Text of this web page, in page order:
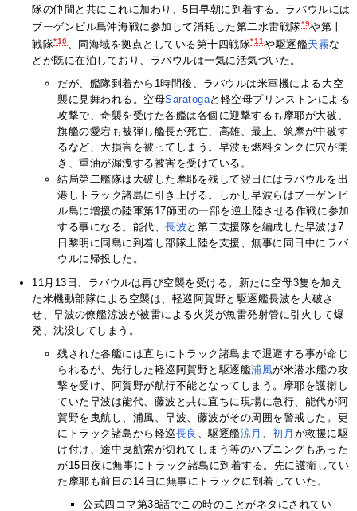
隊の仲間と共にこれに加わり、5日早朝に到着する。ラバウルには
ブーゲンビル島沖海戦に参加して消耗した第二水雷戦隊*9や第十
戦隊*10、同海域を拠点としている第十四戦隊*11 や駆逐艦天霧な
どが既に在泊しており、ラバウルは一気に活気づいた。
だが、艦隊到着から1時間後、ラバウルは米軍機による大空
襲に見舞われる。空母Saratogaと軽空母プリンストンによる
攻撃で、奇襲を受けた各艦は各個に迎撃するも摩耶が大破、
旗艦の愛宕も被弾し艦長が死亡、高雄、最上、筑摩が中破す
るなど、大損害を被ってしまう。早波も燃料タンクに穴が開
き、重油が漏洩する被害を受けている。
結局第二艦隊は大破した摩耶を残して翌日にはラバウルを出
港しトラック諸島に引き上げる。しかし早波らはブーゲンビ
ル島に増援の陸軍第17師団の一部を逆上陸させる作戦に参加
する事になる。能代、長波 と第二支援隊を編成した早波は7
日黎明に同島に到着し部隊上陸を支援、無事に同日中にラバ
ウルに帰投した。
11月13日、ラバウルは再び空襲を受ける。新たに空母3隻を加え
た米機動部隊による空襲は、軽巡阿賀野と駆逐艦長波を大破さ
せ、早波の僚艦涼波が被雷による火災が魚雷発射管に引火して爆
発、沈没してしまう。
残された各艦には直ちにトラック諸島まで退避する事が命じ
られるが、先行した軽巡阿賀野と駆逐艦浦風が米潜水艦の攻
撃を受け、阿賀野が航行不能となってしまう。摩耶を護衛し
ていた早波は能代、藤波と共に直ちに現場に急行、能代が阿
賀野を曳航し、浦風、早波、藤波がその周囲を警戒した。更
にトラック諸島から軽巡長良 、駆逐艦涼月 、初月 が救援に駆
け付け、途中曳航索が切れてしまう等のハプニングもあった
が15日夜に無事にトラック諸島に到着する。先に護衛してい
た摩耶も前日の14日に無事にトラックに到着していた。
公式四コマ第38話でこの時のことがネタにされてい